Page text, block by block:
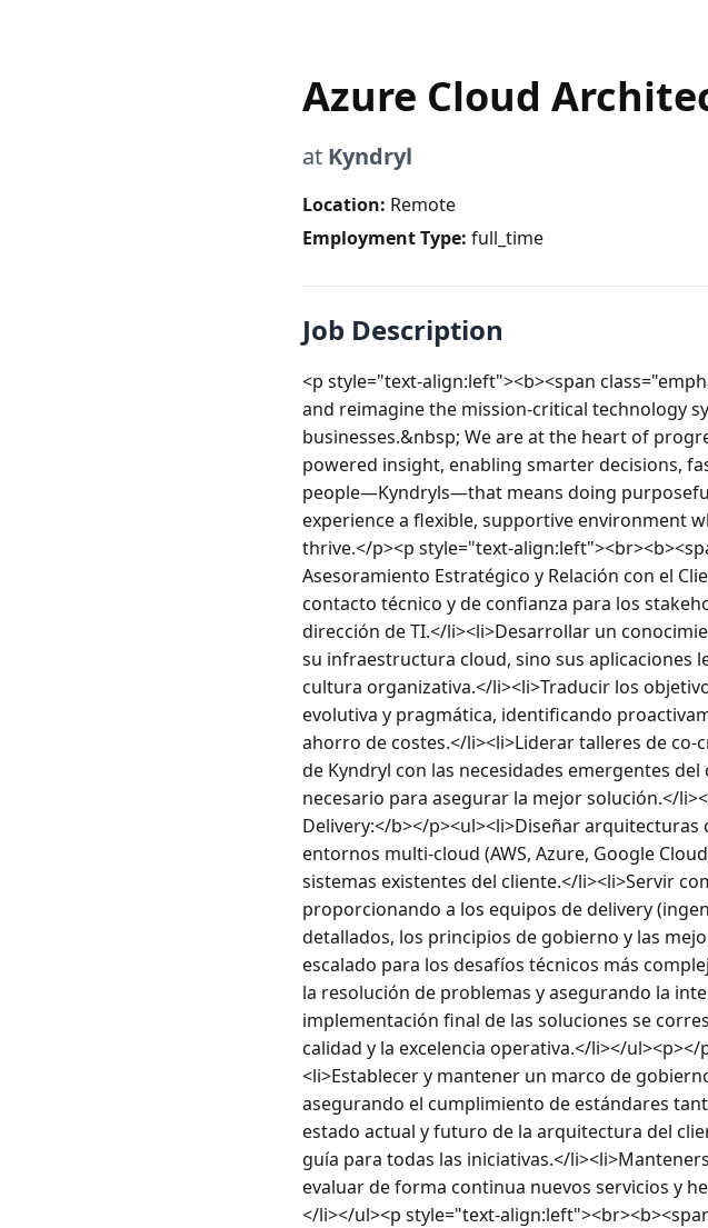
Azure Cloud
at Kyndryl
Location: Remote
Employment Type: full_time
Job Description
<p style="text-align:left"><b><span
and reimagine the mission-critical technology
businesses.&nbsp; We are at the heart of
powered insight, enabling smarter decisions,
people—Kyndryls—that means doing
experience a flexible, supportive environment
thrive.</p><p style="text-
Asesoramiento Estratégico y Relación con el
contacto técnico y de confianza para los
dirección de TI.</li><li>Desarrollar un
su infraestructura cloud, sino sus aplicaciones
cultura organizativa.</li><li>Traducir los
evolutiva y pragmática, identificando
ahorro de costes.</li><li>Liderar talleres de co-
de Kyndryl con las necesidades emergentes
necesario para asegurar la mejor solución.</
Delivery:</b></p><ul><li>Diseñar
entornos multi-cloud (AWS, Azure, Google
sistemas existentes del cliente.</li><li>Servir
proporcionando a los equipos de delivery
detallados, los principios de gobierno y las
escalado para los desafíos técnicos más
la resolución de problemas y asegurando la
implementación final de las soluciones se
calidad y la excelencia operativa.</li></
<li>Establecer y mantener un marco de
asegurando el cumplimiento de estándares
estado actual y futuro de la arquitectura del
guía para todas las iniciativas.</
evaluar de forma continua nuevos servicios y
</li></ul><p style="text-